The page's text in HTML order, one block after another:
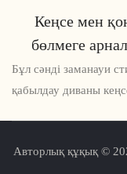
Кеңсе мен
бөлмеге
сәнді
стильдегі
Бұл сәнді заманауи
қабылдау диваны
тегіс және талғампаз
Авторлық құқық ©